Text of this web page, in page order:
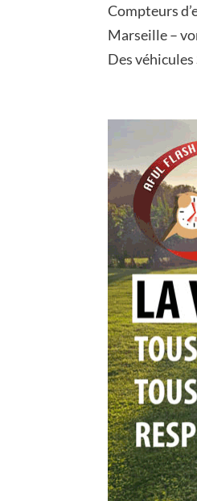
Compteurs
Marseille –
Des